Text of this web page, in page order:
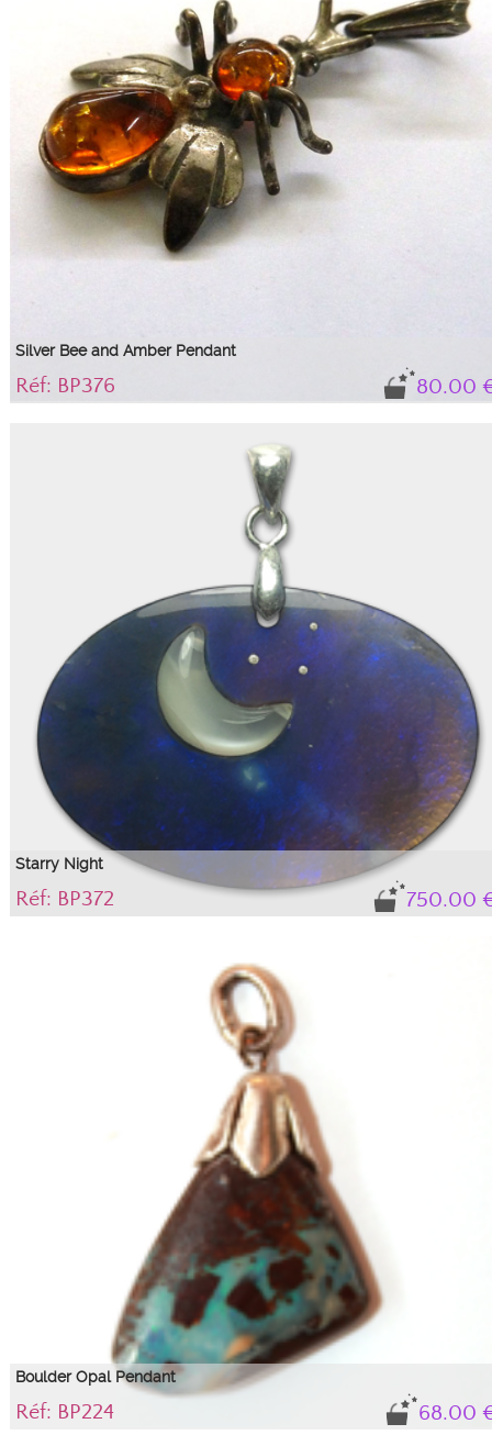
Silver Bee and Amber Pendant
80.00
Réf: BP376
cognac amber cabochon forming its body.
Starry Night
750.00
Réf: BP372
milky way that inspired this jewel. The bail is in 18ct white gold. Pretty pendant
with a black opal cabochon, a small moonstone crescent, and 3 small
inlaid around the white gold bail for a celestial result...
Boulder Opal Pendant
68.00
Réf: BP224